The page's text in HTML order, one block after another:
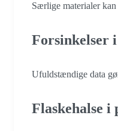
Særlige materialer
Forsinkelser
Ufuldstændige data
Flaskehalse i